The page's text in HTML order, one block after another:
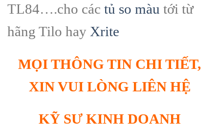
TL84….cho các tủ so màu tới từ
hãng Tilo hay Xrite
MỌI THÔNG TIN CHI TIẾT,
XIN VUI LÒNG LIÊN HỆ
KỸ SƯ KINH DOANH